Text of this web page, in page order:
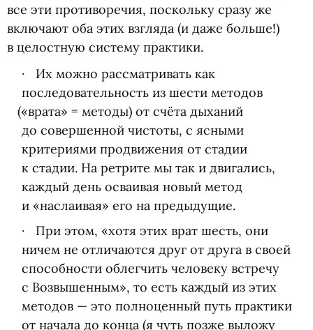
все эти противоречия, поскольку сразу же
включают оба этих взгляда (и даже больше!)
в целостную систему практики.
Их можно рассматривать как
последовательность из шести методов
(«врата» = методы) от счёта дыханий
до совершенной чистоты, с ясными
критериями продвижения от стадии
к стадии. На ретрите мы так и двигались,
каждый день осваивая новый метод
и «наслаивая» его на предыдущие.
При этом, «хотя этих врат шесть, они
ничем не отличаются друг от друга в своей
способности облегчить человеку встречу
с Возвышенным», то есть каждый из этих
методов — это полноценный путь практики
от начала до конца (я чуть позже выложу